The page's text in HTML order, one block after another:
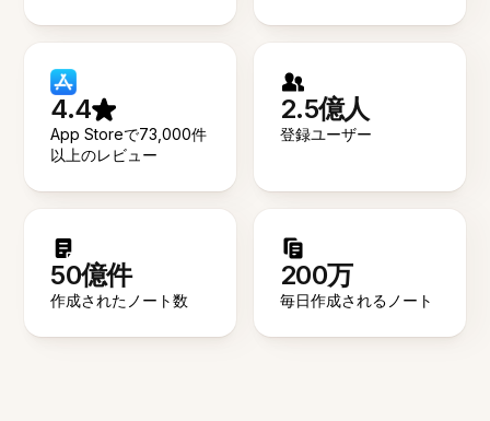
4.4
App Storeで73,000件
以上のレビュー
2.5億人
登録ユーザー
50億件
作成されたノート数
200万
毎日作成されるノート